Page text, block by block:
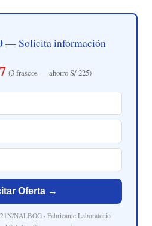
— Solicita información
(3 frascos — ahorro S/ 225)
Oferta →
NALBOG · Fabricante Laboratorio